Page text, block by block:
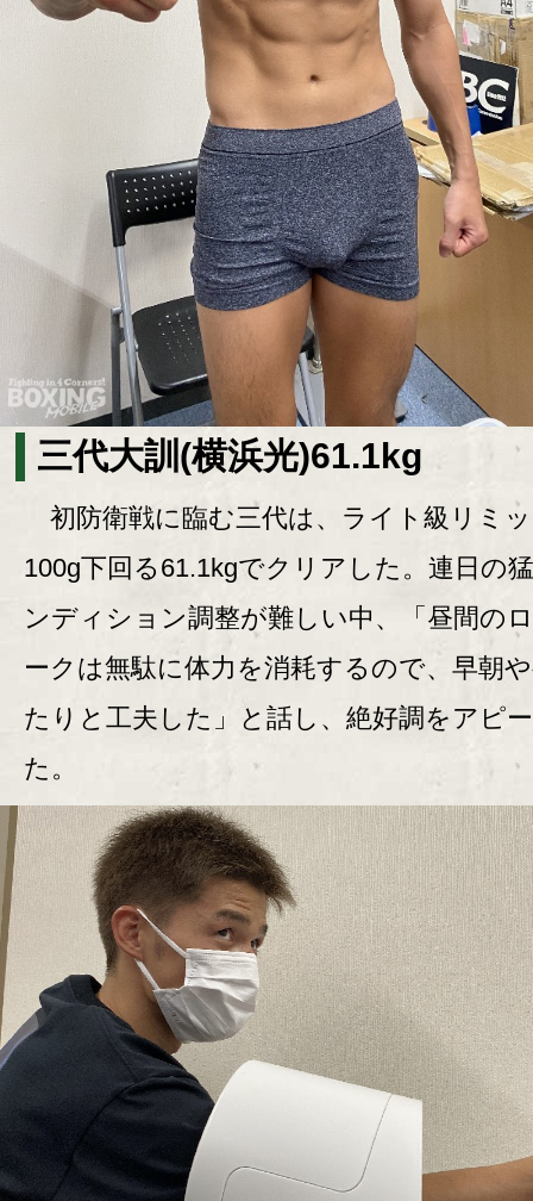
三代大訓(横浜光)61.1kg
初防衛戦に臨む三代は、ライト級リミ
100g下回る61.1kgでクリアした。連日の
ンディション調整が難しい中、「昼間の
ークは無駄に体力を消耗するので、早朝
たりと工夫した」と話し、絶好調をアピ
た。